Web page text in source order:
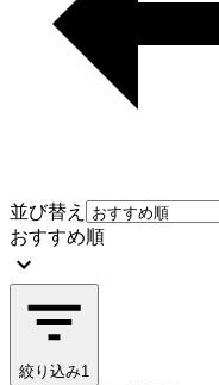
並び替え
おすすめ順
絞り込み1